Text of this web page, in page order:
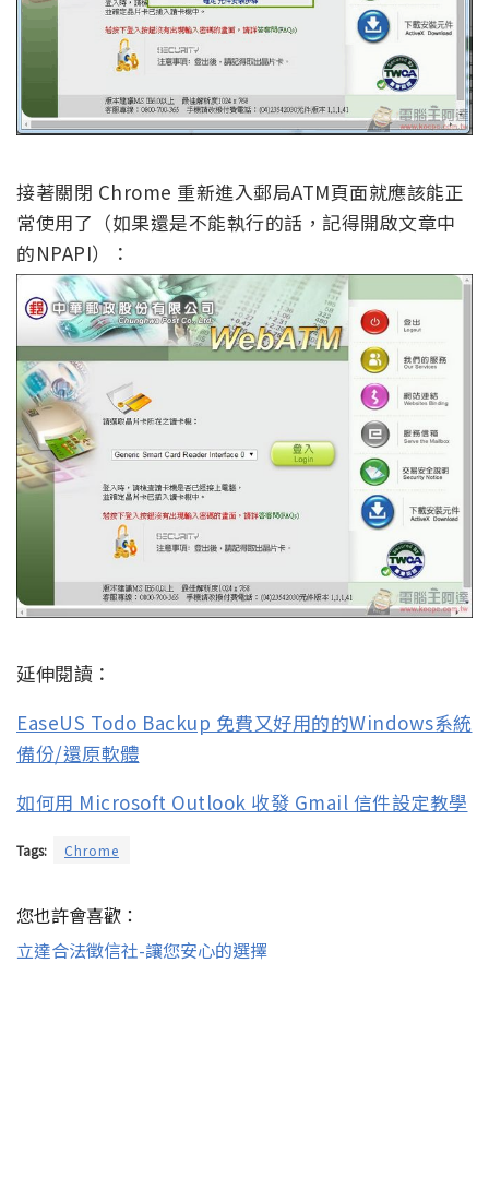
接著關閉 Chrome 重新進入郵局ATM頁面就應該能正
常使用了（如果還是不能執行的話，記得開啟文章中
的NPAPI）：
延伸閱讀：
EaseUS Todo Backup 免費又好用的的Windows系統
備份/還原軟體
如何用 Microsoft Outlook 收發 Gmail 信件設定教學
Tags: Chrome
您也許會喜歡：
立達合法徵信社-讓您安心的選擇